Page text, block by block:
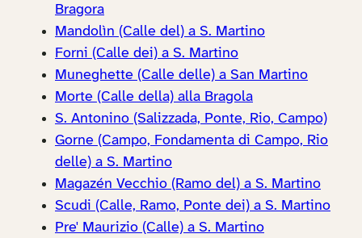
Bragora
Mandolìn (Calle del) a S. Martino
Forni (Calle dei) a S. Martino
Muneghette (Calle delle) a San Martino
Morte (Calle della) alla Bragola
S. Antonino (Salizzada, Ponte, Rio, Campo)
Gorne (Campo, Fondamenta di Campo, Rio
delle) a S. Martino
Magazén Vecchio (Ramo del) a S. Martino
Scudi (Calle, Ramo, Ponte dei) a S. Martino
Pre' Maurizio (Calle) a S. Martino